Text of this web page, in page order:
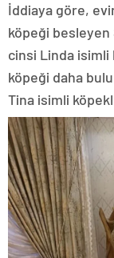
İddiaya göre,
köpeği besleyen
cinsi Linda isimli
köpeği daha
Tina isimli